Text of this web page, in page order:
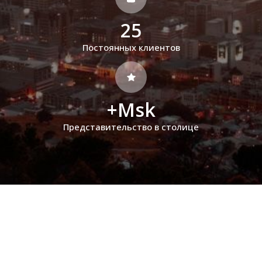
25
Постоянных клиентов
+Msk
Представительство в столице